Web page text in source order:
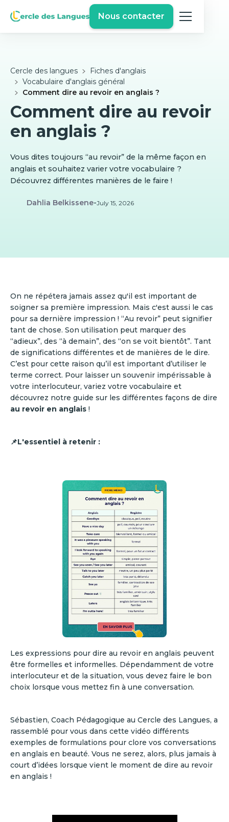
Nous contacter
Cercle des langues
Fiches d'anglais
Vocabulaire d'anglais général
Comment dire au revoir en anglais ?
Comment dire au revoir
en anglais ?
Vous dites toujours “au revoir” de la même façon en
anglais et souhaitez varier votre vocabulaire ?
Découvrez différentes manières de le faire !
Dahlia Belkissene-July 15, 2026
On ne répétera jamais assez qu'il est important de
soigner sa première impression. Mais c'est aussi le cas
pour sa dernière impression ! “Au revoir” peut signifier
tant de chose. Son utilisation peut marquer des
“adieux”, des “à demain”, des “on se voit bientôt”. Tant
de significations différentes et de manières de le dire.
C’est pour cette raison qu’il est important d’utiliser le
terme correct. Pour laisser un souvenir impérissable à
votre interlocuteur, variez votre vocabulaire et
découvrez notre guide sur les différentes façons de dire
au revoir en anglais !
📌L'essentiel à retenir :
Les expressions pour dire au revoir en anglais peuvent
être formelles et informelles. Dépendamment de votre
interlocuteur et de la situation, vous devez faire le bon
choix lorsque vous mettez fin à une conversation.
Sébastien, Coach Pédagogique au Cercle des Langues, a
rassemblé pour vous dans cette vidéo différents
exemples de formulations pour clore vos conversations
en anglais en beauté. Vous ne serez, alors, plus jamais à
court d’idées lorsque vient le moment de dire au revoir
en anglais !